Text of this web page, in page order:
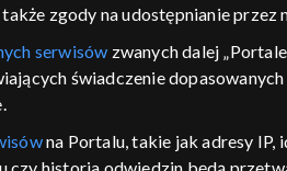
zgody na udostępnianie
serwisów zwanych dalej
świadczenie
na Portalu, takie jak adresy